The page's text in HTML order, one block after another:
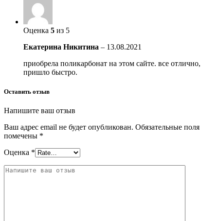
Оценка 5 из 5
Екатерина Никитина – 13.08.2021
приобрела поликарбонат на этом сайте. все отлично,
пришло быстро.
Оставить отзыв
Напишите ваш отзыв
Ваш адрес email не будет опубликован. Обязательные поля
помечены *
Оценка *